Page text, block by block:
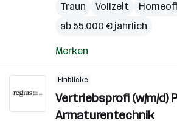
Traun
Vollzeit
ab 55.000 € jährlich
Merken
Einblicke
Vertriebsprofi (w/m/d)
Armaturentechnik